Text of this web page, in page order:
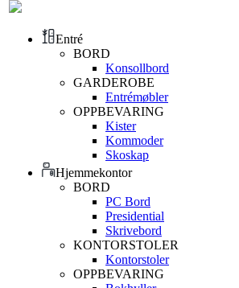
Entré
BORD
Konsollbord
GARDEROBE
Entrémøbler
OPPBEVARING
Kister
Kommoder
Skoskap
Hjemmekontor
BORD
PC Bord
Presidential
Skrivebord
KONTORSTOLER
Kontorstoler
OPPBEVARING